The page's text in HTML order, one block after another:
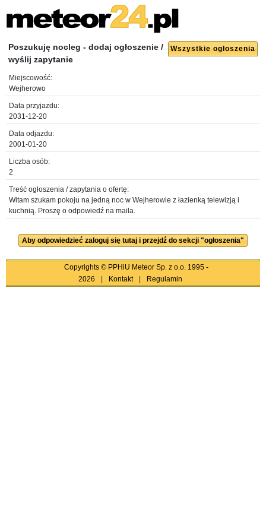
Wszystkie ogłoszenia
Poszukuję nocleg - dodaj ogłoszenie /
wyślij zapytanie
Miejscowość:
Wejherowo
Data przyjazdu:
2031-12-20
Data odjazdu:
2001-01-20
Liczba osób:
2
Treść ogłoszenia / zapytania o ofertę:
Witam szukam pokoju na jedną noc w Wejherowie z łazienką telewizją i
kuchnią. Proszę o odpowiedź na maila.
Aby odpowiedzieć zaloguj się tutaj i przejdź do sekcji "ogłoszenia"
Copyrights © PPHiU Meteor Sp. z o.o. 1995 -
2026
Kontakt Regulamin